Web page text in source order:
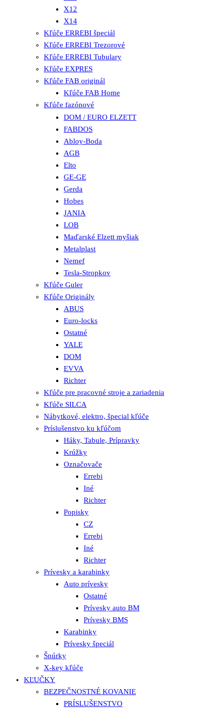
X12
X14
Kľúče ERREBI špeciál
Kľúče ERREBI Trezorové
Kľúče ERREBI Tubulary
Kľúče EXPRES
Kľúče FAB originál
Kľúče FAB Home
Kľúče fazónové
DOM / EURO ELZETT
FABDOS
Abloy-Boda
AGB
Elto
GE-GE
Gerda
Hobes
JANIA
LOB
Maďarské Elzett myšiak
Metalplast
Nemef
Tesla-Stropkov
Kľúče Guler
Kľúče Originály
ABUS
Euro-locks
Ostatné
YALE
DOM
EVVA
Richter
Kľúče pre pracovné stroje a zariadenia
Kľúče SILCA
Nábytkové, elektro, špecial kľúče
Príslušenstvo ku kľúčom
Háky, Tabule, Prípravky
Krúžky
Označovače
Errebi
Iné
Richter
Popisky
CZ
Errebi
Iné
Richter
Prívesky a karabinky
Auto prívesky
Ostatné
Prívesky auto BM
Prívesky BMS
Karabinky
Prívesky špeciál
Šnúrky
X-key kľúče
KĽUČKY
BEZPEČNOSTNÉ KOVANIE
PRÍSLUŠENSTVO